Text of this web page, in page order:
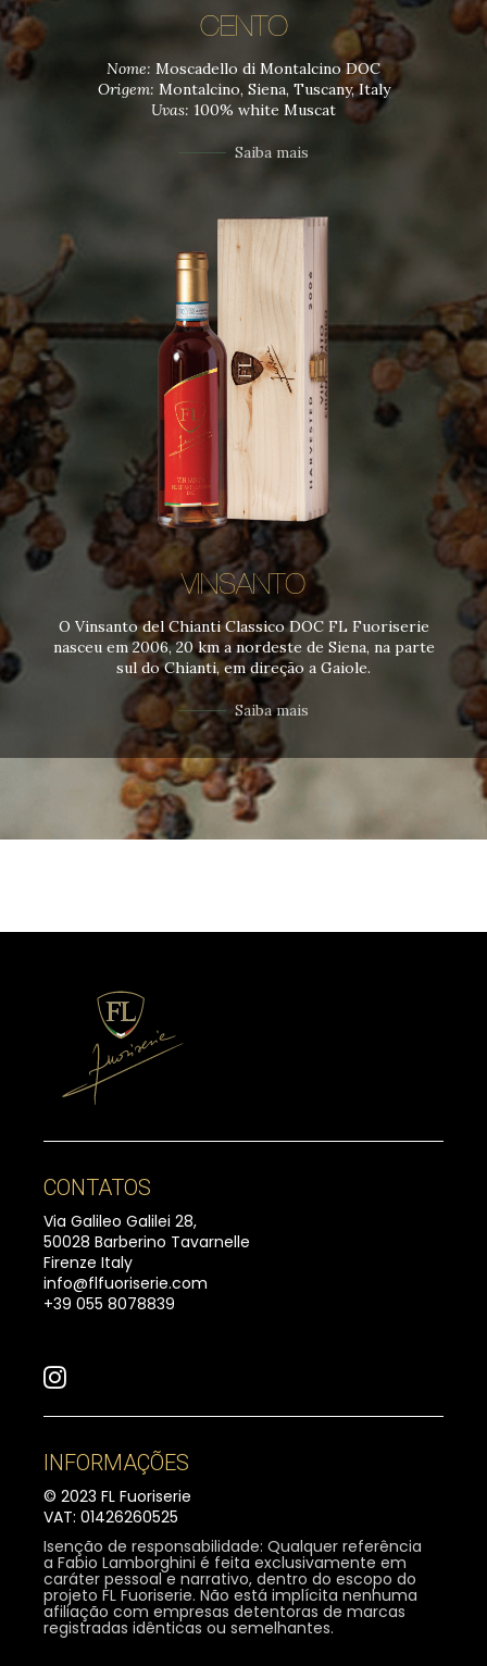
CENTO
Nome: Moscadello di Montalcino DOC
Origem: Montalcino, Siena, Tuscany, Italy
Uvas: 100% white Muscat
Saiba mais
VINSANTO
O Vinsanto del Chianti Classico DOC FL Fuoriserie
nasceu em 2006, 20 km a nordeste de Siena, na parte
sul do Chianti, em direção a Gaiole.
Saiba mais
CONTATOS
Via Galileo Galilei 28,
50028 Barberino Tavarnelle
Firenze Italy
info@flfuoriserie.com
+39 055 8078839
INFORMAÇÕES
© 2023 FL Fuoriserie
VAT: 01426260525
Isenção de responsabilidade: Qualquer referência
a Fabio Lamborghini é feita exclusivamente em
caráter pessoal e narrativo, dentro do escopo do
projeto FL Fuoriserie. Não está implícita nenhuma
afiliação com empresas detentoras de marcas
registradas idênticas ou semelhantes.